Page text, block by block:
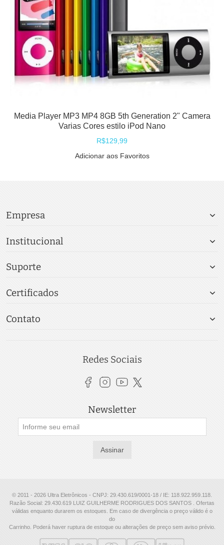
Media Player MP3 MP4 8GB 5th Generation 2" Camera
Varias Cores estilo iPod Nano
R$129,99
Adicionar aos Favoritos
Empresa
Institucional
Suporte
Certificados
Contato
Redes Sociais
Newsletter
Assinar
© 2011 - 2026 Ultra Eletrônicos - CNPJ: 29.430.619/0001-18 / IE: 118.922.959.118.
Razão Social: 29.430.619 LUIZ GUILHERME RODRIGUES DOS SANTOS . Ofertas
válidas enquanto durarem os estoques. Em caso de divergência o preço válido é o
do
Carrinho. Poderá haver ruptura de estoque ou alterações de preço sem aviso prévio.